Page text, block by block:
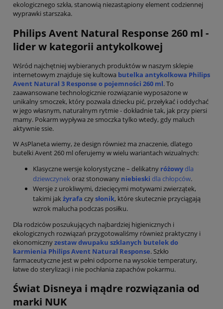
ekologicznego szkła, stanowią niezastąpiony element codziennej
wyprawki starszaka.
Philips Avent Natural Response 260 ml -
lider w kategorii antykolkowej
Wśród najchętniej wybieranych produktów w naszym sklepie
internetowym znajduje się kultowa butelka antykolkowa Philips
Avent Natural 3 Response o pojemności 260 ml. To
zaawansowane technologicznie rozwiązanie wyposażone w
unikalny smoczek, który pozwala dziecku pić, przełykać i oddychać
w jego własnym, naturalnym rytmie - dokładnie tak, jak przy piersi
mamy. Pokarm wypływa ze smoczka tylko wtedy, gdy maluch
aktywnie ssie.
W AsPlaneta wiemy, że design również ma znaczenie, dlatego
butelki Avent 260 ml oferujemy w wielu wariantach wizualnych:
Klasyczne wersje kolorystyczne – delikatny różowydla
dziewczynekoraz stonowany niebieski dla chłopców.
Wersje z urokliwymi, dziecięcymi motywami zwierzątek,
takimi jakżyrafa czysłonik, które skutecznie przyciągają
wzrok malucha podczas posiłku.
Dla rodziców poszukujących najbardziej higienicznych i
ekologicznych rozwiązań przygotowaliśmy również praktyczny i
ekonomicznyzestaw dwupaku szklanych butelek do
karmienia Philips Avent Natural Response. Szkło
farmaceutyczne jest w pełni odporne na wysokie temperatury,
łatwe do sterylizacji i nie pochłania zapachów pokarmu.
Świat Disneya i mądre rozwiązania od
marki NUK